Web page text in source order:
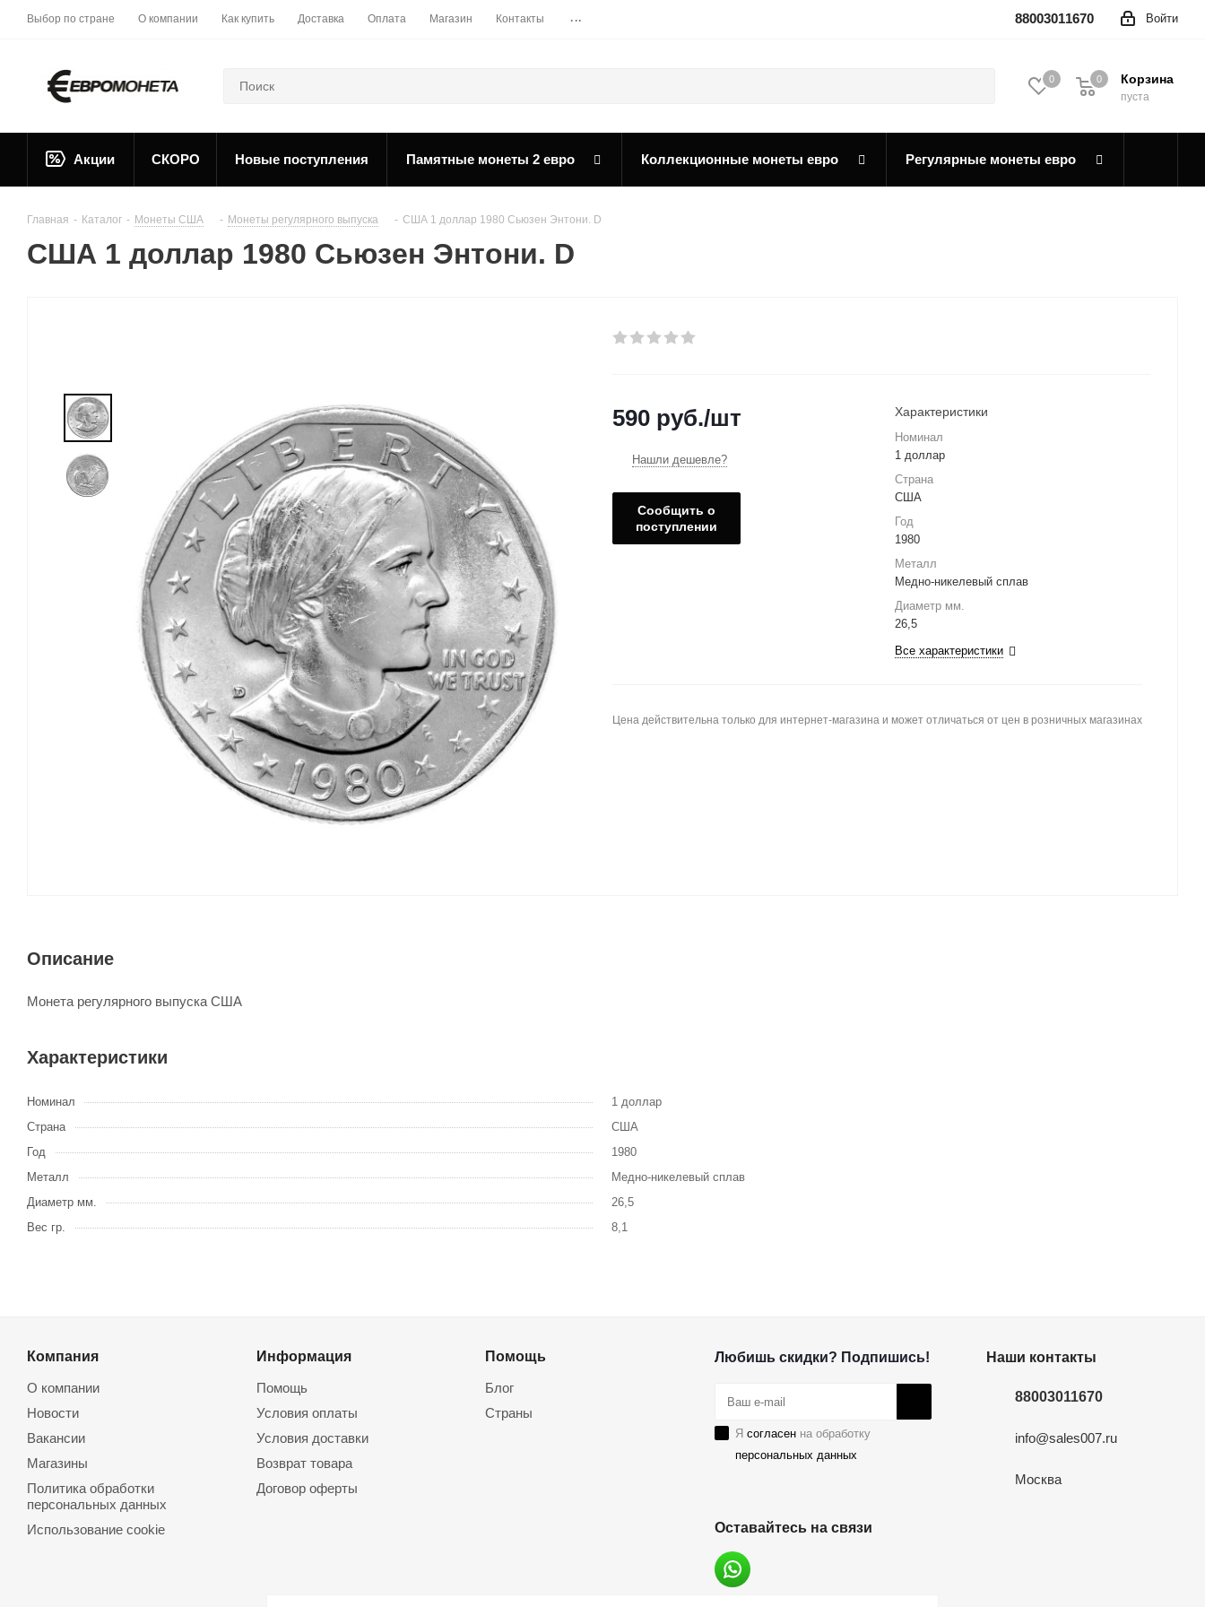
Выбор по стране О компании Как купить Доставка Оплата Магазин Контакты ... Войти
88003011670
0 Корзина
0
пуста
0
Акции СКОРО Новые поступления Памятные монеты 2 евро Коллекционные монеты евро Регулярные монеты евро
Главная - Каталог - Монеты США - Монеты регулярного выпуска - США 1 доллар 1980 Сьюзен Энтони. D
США 1 доллар 1980 Сьюзен Энтони. D
590 руб./шт
Нашли дешевле?
Сообщить о
поступлении
Характеристики
Номинал
1 доллар
Страна
США
Год
1980
Металл
Медно-никелевый сплав
Диаметр мм.
26,5
Все характеристики
Цена действительна только для интернет-магазина и может отличаться от цен в розничных магазинах
Описание
Монета регулярного выпуска США
Характеристики
Номинал
1 доллар
Страна
США
Год
1980
Металл
Медно-никелевый сплав
Диаметр мм.
26,5
Вес гр.
8,1
Компания
О компании
Новости
Вакансии
Магазины
Политика обработки
персональных данных
Использование cookie
Информация
Помощь
Условия оплаты
Условия доставки
Возврат товара
Договор оферты
Помощь
Блог
Страны
Любишь скидки? Подпишись!
Я согласенна обработку
персональных данных
Оставайтесь на связи
Наши контакты
88003011670
info@sales007.ru
Москва